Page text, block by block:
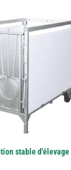
stable d'élevage